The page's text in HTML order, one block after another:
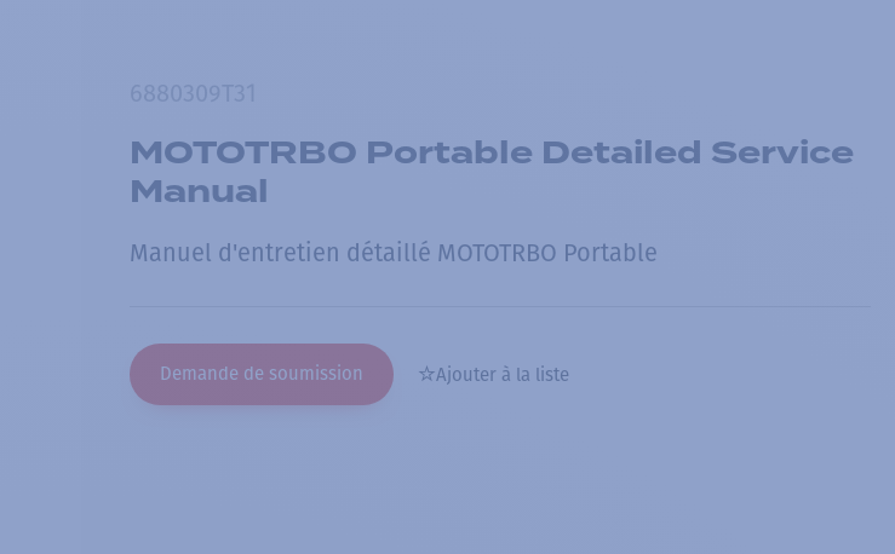
MOTOTRBO Portable Detailed Service
Manual
Manuel d'entretien détaillé MOTOTRBO Portable
Demande de soumission Ajouter à la liste